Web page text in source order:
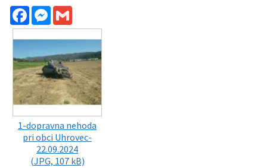
FacebookMessenger
1-dopravna nehoda
pri obci Uhrovec-
22.09.2024
(JPG, 107 kB)